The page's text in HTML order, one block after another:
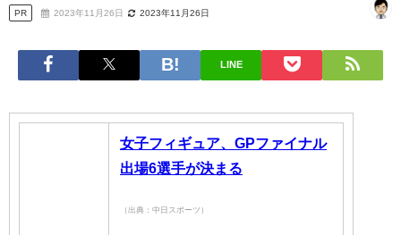
PR 2023年11月26日 2023年11月26日
LINE
女子フィギュア、GPファイナル
出場6選手が決まる
（出典：中日スポーツ）